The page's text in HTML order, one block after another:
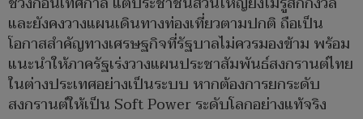
และยังคงวางแผนเดินทางท่องเที่ยวตามปกติ ถือเป็น
โอกาสสำคัญทางเศรษฐกิจที่รัฐบาลไม่ควรมองข้าม พร้อม
แนะนำให้ภาครัฐเร่งวางแผนประชาสัมพันธ์สงกรานต์ไทย
ในต่างประเทศอย่างเป็นระบบ หากต้องการยกระดับ
สงกรานต์ให้เป็น Soft Power ระดับโลกอย่างแท้จริง